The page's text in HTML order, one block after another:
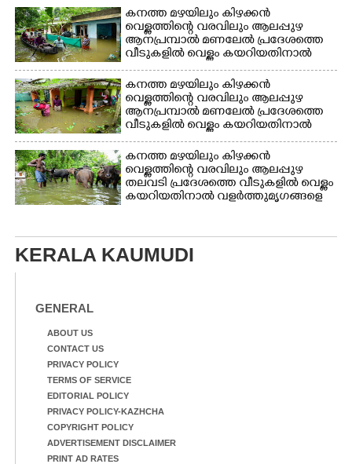
ദുരിതാശ്വാസ ക്യാമ്പിലേക്ക് മാറുന്ന
വയോധികൻ
കനത്ത മഴയിലും കിഴക്കൻ
വെള്ളത്തിന്റെ വരവിലും ആലപ്പുഴ
ആനപ്രമ്പാൽ മണലേൽ പ്രദേശത്തെ
വീടുകളിൽ വെള്ളം കയറിയതിനാൽ
ദുരിതാശ്വാസ ക്യാമ്പിലേക്ക്
മാറുന്നവർ
കനത്ത മഴയിലും കിഴക്കൻ
വെള്ളത്തിന്റെ വരവിലും ആലപ്പുഴ
ആനപ്രമ്പാൽ മണലേൽ പ്രദേശത്തെ
വീടുകളിൽ വെള്ളം കയറിയതിനാൽ
ആവശ്യസാധനങ്ങളുമായി
ദുരിതാശ്വാസ ക്യാമ്പിലേക്ക് മാറുന്ന
അട്ടിച്ചിറ വീട്ടിൽ രോഹിണിയും
ഭർത്താവ് സന്തോഷും
കനത്ത മഴയിലും കിഴക്കൻ
വെള്ളത്തിന്റെ വരവിലും ആലപ്പുഴ
തലവടി പ്രദേശത്തെ വീടുകളിൽ വെള്ളം
കയറിയതിനാൽ വളർത്തുമൃഗങ്ങളെ
KERALA KAUMUDI
GENERAL
ABOUT US
CONTACT US
PRIVACY POLICY
TERMS OF SERVICE
EDITORIAL POLICY
PRIVACY POLICY-KAZHCHA
COPYRIGHT POLICY
ADVERTISEMENT DISCLAIMER
PRINT AD RATES